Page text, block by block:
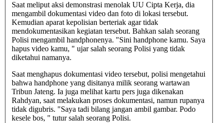
Saat meliput aksi demonstrasi menolak UU Cipta Kerja, dia
mengambil dokumentasi video dan foto di lokasi tersebut.
Kemudian aparat kepolisian berteriak agar tidak
mendokumentasikan kegiatan tersebut. Bahkan salah seorang
Polisi mengambil handphonenya. "Sini handphone kamu. Saya
hapus video kamu, " ujar salah seorang Polisi yang tidak
diketahui namanya.
Saat menghapus dokumentasi video tersebut, polisi mengetahui
bahwa handphone yang disitanya milik seorang wartawan
Tribun Jateng. Ia juga melihat kartu pers juga dikenakan
Rahdyan, saat melakukan proses dokumentasi, namun rupanya
tidak digubris. "Saya tadi bilang jangan ambil gambar. Podo
kesele bos, " tutur salah seorang Polisi.